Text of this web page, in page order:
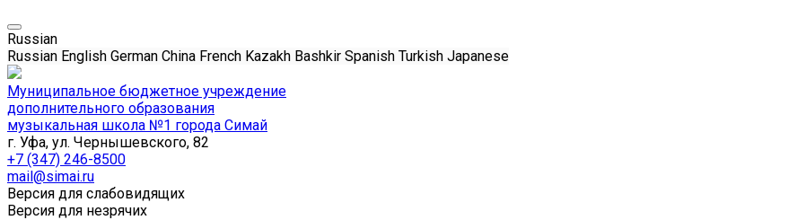
Russian
Russian English German China French Kazakh Bashkir Spanish Turkish Japanese
Муниципальное бюджетное учреждение
дополнительного образования
музыкальная школа №1 города Симай
г. Уфа, ул. Чернышевского, 82
+7 (347) 246-8500
mail@simai.ru
Версия для слабовидящих
Версия для незрячих